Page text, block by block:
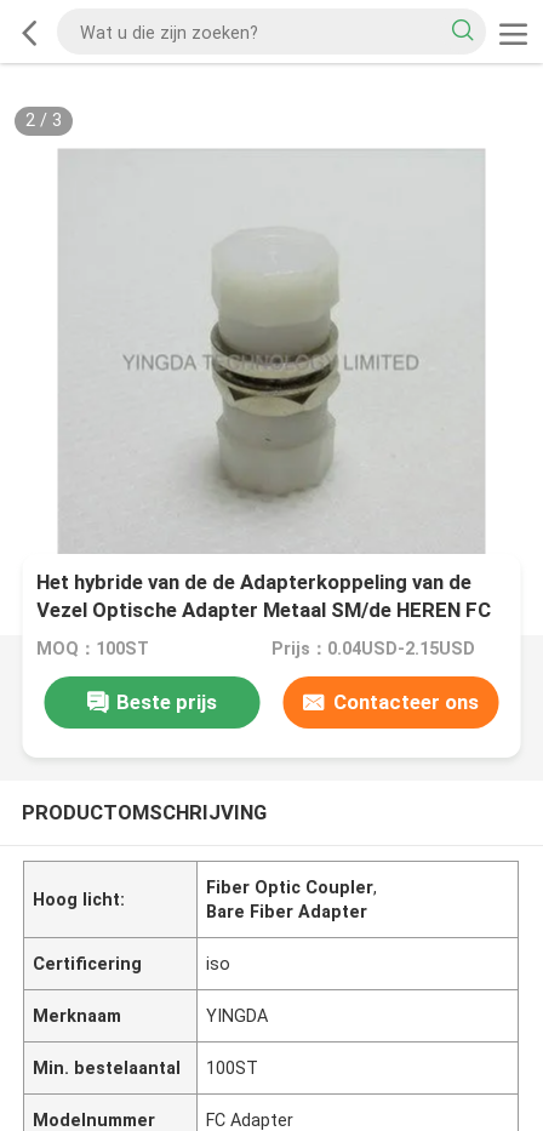
2/ 3
Het hybride van de de Adapterkoppeling van de
Vezel Optische Adapter Metaal SM/de HEREN FC
Vezel Optische Schakelaar
MOQ：100ST Prijs：0.04USD-2.15USD
Beste prijs Contacteer ons
PRODUCTOMSCHRIJVING
Hoog licht:
Fiber Optic Coupler,
Bare Fiber Adapter
Certificering iso
Merknaam YINGDA
Min. bestelaantal 100ST
Modelnummer FC Adapter